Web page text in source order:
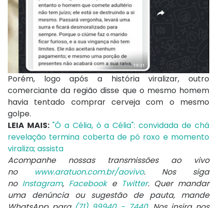
Porém, logo após a história viralizar, outro
comerciante da região disse que o mesmo homem
havia tentado comprar cerveja com o mesmo
golpe.
LEIA MAIS: "Ó a Célia, ó a Célia": convidada de chá
revelação termina coberta de pó roxo e momento
viraliza; assista
Acompanhe nossas transmissões ao vivo
no
www.aratuon.com.br/aovivo. Nos siga
no Instagram, Facebooke Twitter. Quer mandar
uma denúncia ou sugestão de pauta, mande